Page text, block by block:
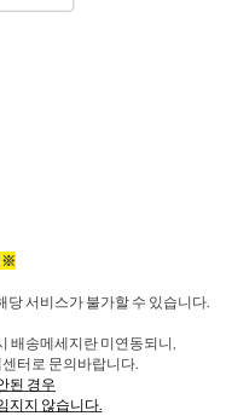
※
당 서비스가 불가할 수 있습니다.
배송메세지란 미연동되니,
터로 문의바랍니다.
된 경우
지지 않습니다.